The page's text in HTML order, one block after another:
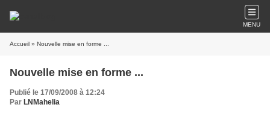
MENU
Accueil » Nouvelle mise en forme ...
Nouvelle mise en forme ...
Publié le 17/09/2008 à 12:24
Par LNMahelia